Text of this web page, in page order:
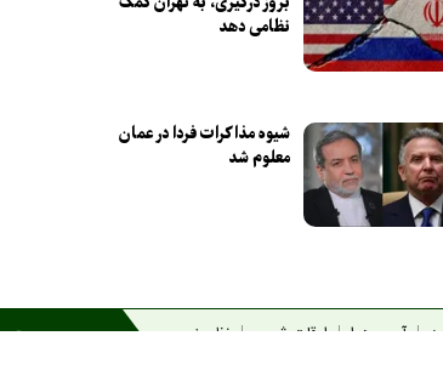
نظامی دهد
شیوه مذاکرات فردا در عمان
معلوم شد
آب و هوا اوقات شرعی نظرسنجی